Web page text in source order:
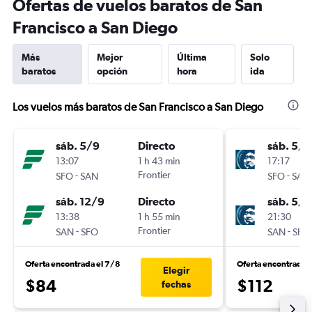
Ofertas de vuelos baratos de San
Francisco a San Diego
Más
baratos
Mejor
opción
Última
hora
Solo
ida
Los vuelos más baratos de San Francisco a San Diego
sáb. 5/9
13:07
SFO-SAN
Directo
1 h 43 min
Frontier
sáb. 12/9
13:38
SAN-SFO
Directo
1 h 55 min
Frontier
Oferta encontrada el 7/8
$84
Elegir
fechas
sáb. 5/9
17:17
SFO-SAN
sáb. 5/9
21:30
SAN-SFO
Oferta encontrada
$112